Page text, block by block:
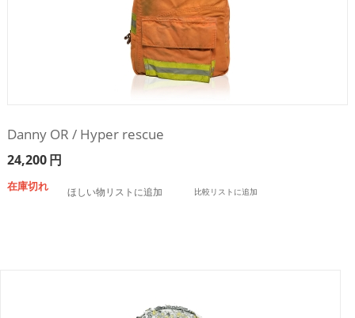
Danny OR / Hyper rescue
24,200円
在庫切れ ほしい物リストに追加 比較リストに追加